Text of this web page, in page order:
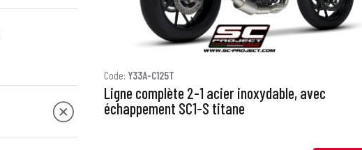
Code: Y33A-C125T
Ligne complète 2-1 acier inoxydable, avec
échappement SC1-S titane